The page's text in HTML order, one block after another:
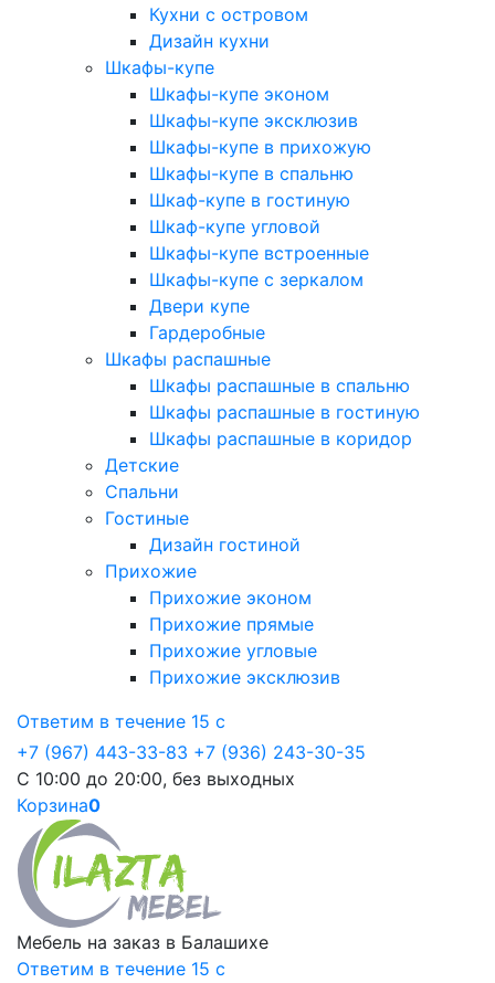
Кухни с островом
Дизайн кухни
Шкафы-купе
Шкафы-купе эконом
Шкафы-купе эксклюзив
Шкафы-купе в прихожую
Шкафы-купе в спальню
Шкаф-купе в гостиную
Шкаф-купе угловой
Шкафы-купе встроенные
Шкафы-купе с зеркалом
Двери купе
Гардеробные
Шкафы распашные
Шкафы распашные в спальню
Шкафы распашные в гостиную
Шкафы распашные в коридор
Детские
Спальни
Гостиные
Дизайн гостиной
Прихожие
Прихожие эконом
Прихожие прямые
Прихожие угловые
Прихожие эксклюзив
Ответим в течение 15 с
+7 (967) 443-33-83 +7 (936) 243-30-35
С 10:00 до 20:00, без выходных
Корзина0
Мебель на заказ в Балашихе
Ответим в течение 15 с